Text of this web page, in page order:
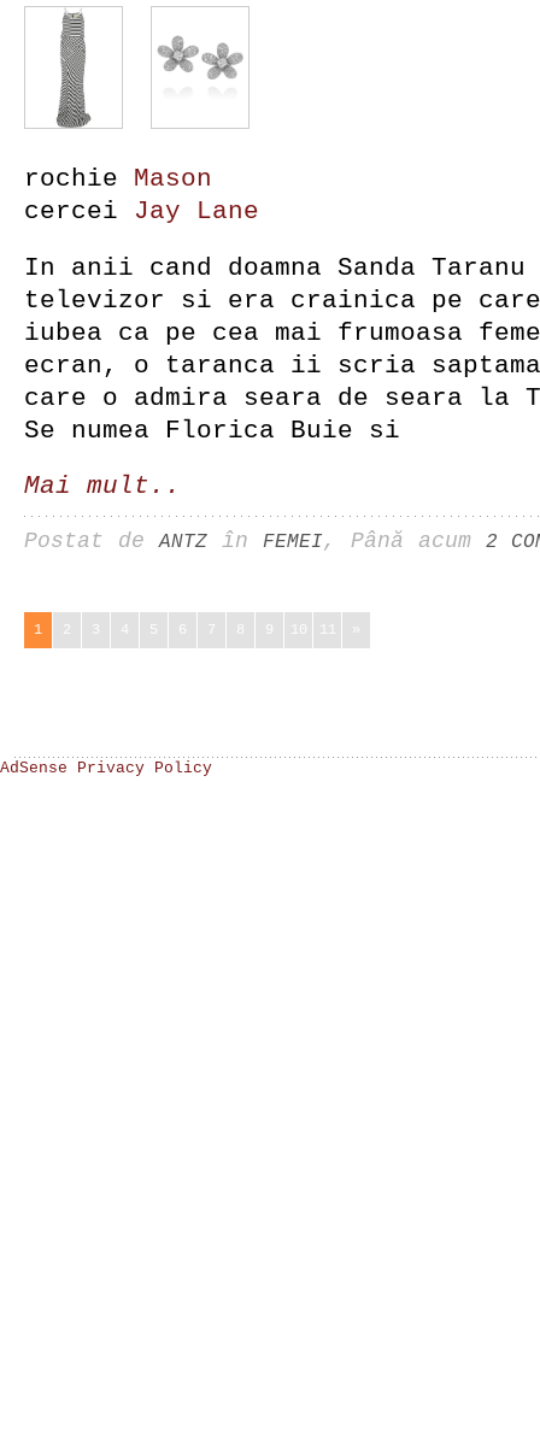
rochie Mason
cercei Jay Lane
In anii cand doamna Sanda
televizor si era crainica pe care
iubea ca pe cea mai frumoasa
ecran, o taranca ii scria
care o admira seara de seara la
Se numea Florica Buie si
Mai mult..
Postat deANTZ în FEMEI, Până acum 2
1 2 3 4 5 6 7 8 9 10 11 »
AdSense Privacy Policy